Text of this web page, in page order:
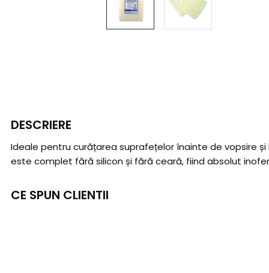
DESCRIERE
Ideale pentru curățarea suprafețelor înainte de vopsire
este complet fără silicon și fără ceară, fiind absolut
CE SPUN CLIENTII